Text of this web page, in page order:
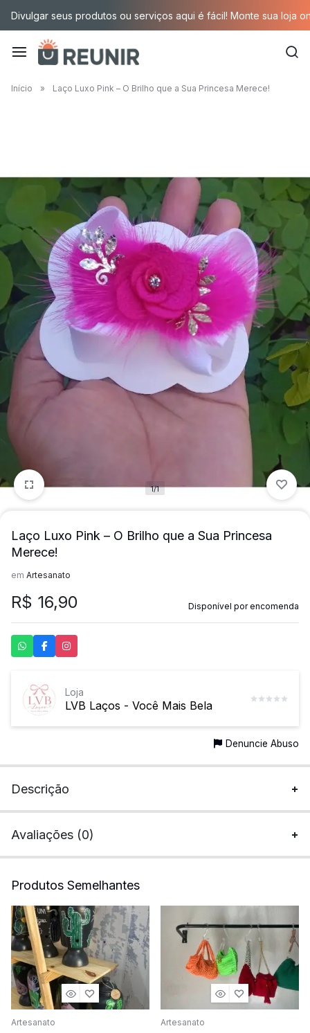
conteúdo
Divulgar seus produtos ou serviços aqui é fácil! Monte sua loja
oportunizando
trabalho
decente
para
quem
mais
precisa!
Início » Laço Luxo Pink – O Brilho que a Sua Princesa Merece!
1/1
Laço Luxo Pink – O Brilho que a Sua Princesa
Merece!
em Artesanato
R$ 16,90 Disponível por encomenda
LVB Laços - Você Mais Bela
Loja
Denuncie Abuso
Descrição
Avaliações (0)
Produtos Semelhantes
Artesanato Artesanato